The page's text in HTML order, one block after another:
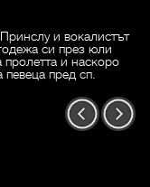
и вокалистът
си през юли
и наскоро
пред сп.